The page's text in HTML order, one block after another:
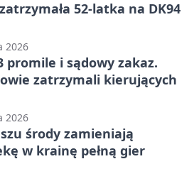
52-latka na DK94
2026
promile i sądowy zakaz.
zatrzymali kierujących
2026
środy zamieniają
w krainę pełną gier